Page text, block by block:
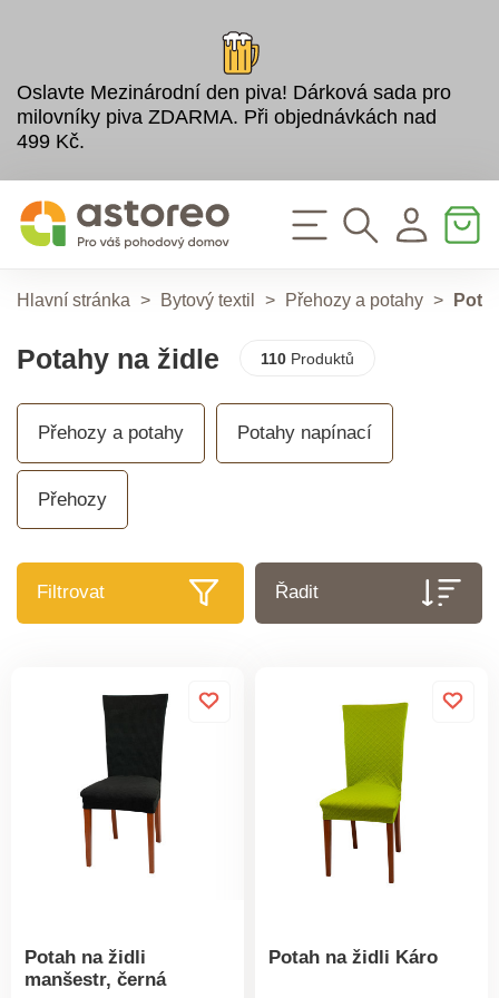
Oslavte Mezinárodní den piva! Dárková sada pro
milovníky piva ZDARMA. Při objednávkách nad
499 Kč.
Hlavní stránka > Bytový textil > Přehozy a potahy >
Potahy na židle 110Produktů
Přehozy a potahy Potahy napínací
Přehozy
Filtrovat Řadit
Potah na židli
manšestr, černá
Potah na židli Káro